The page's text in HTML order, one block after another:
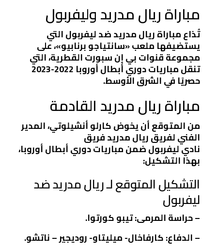
مباراة ريال مدريد وليفربول
تُذاع مباراة ريال مدريد ضد ليفربول التي
يستضيفها ملعب «سانتياجو برنابيو»، على
مجموعة قنوات بي إن سبورت القطرية، التي
تنقل مباريات دوري أبطال أوروبا 2022-2023
حصريًا في الشرق الأوسط.
مباراة ريال مدريد القادمة
من المتوقع أن يخوض كارلو أنشيلوتي، المدير
الفني لفريق ريال مدريد فريق
نادي ليفربول ضمن مباريات دوري أبطال أوروبا،
بهذا التشكيل:
التشكيل المتوقع لـ ريال مدريد ضد
ليفربول
– حراسة المرمى: تيبو كورتوا.
– الدفاع: كارفاخال- ميليتاو- روديجير – ناتشو.